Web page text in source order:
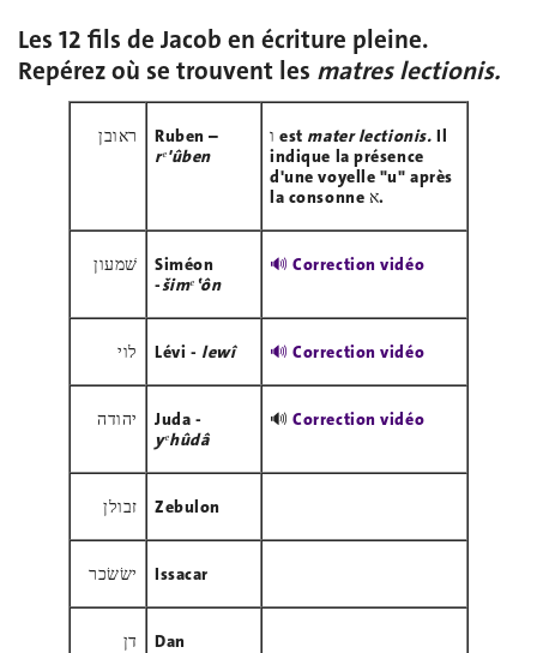
Les 12 fils de Jacob en écriture pleine.
Repérez où se trouvent les matres lectionis.
ראובן
Ruben –
rᵉ'ûben
ו est mater lectionis. Il
indique la présence
d'une voyelle "u" après
la consonne א.
שׁמעון
Siméon
-šimᵉ‛ôn
🔊 Correction vidéo
לוי Lévi - lewî 🔊 Correction vidéo
יהודה
Juda -
yᵉhûdâ
🔊Correction vidéo
זבולן Zebulon
ישׂשׂכר Issacar
דן Dan